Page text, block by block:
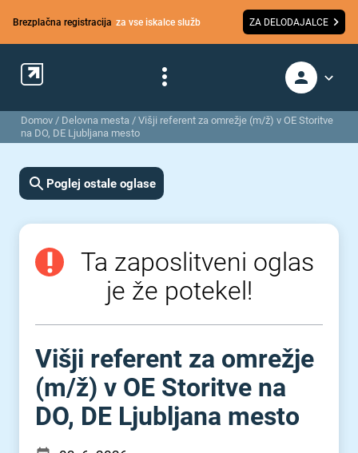
Brezplačna registracija za vse iskalce služb ZA DELODAJALCE
Domov / Delovna mesta / Višji referent za omrežje (m/ž) v OE Storitve
na DO, DE Ljubljana mesto
Poglej ostale oglase
Ta zaposlitveni oglas
je že potekel!
Višji referent za omrežje
(m⁠/⁠ž) v OE Storitve na
DO, DE Ljubljana mesto